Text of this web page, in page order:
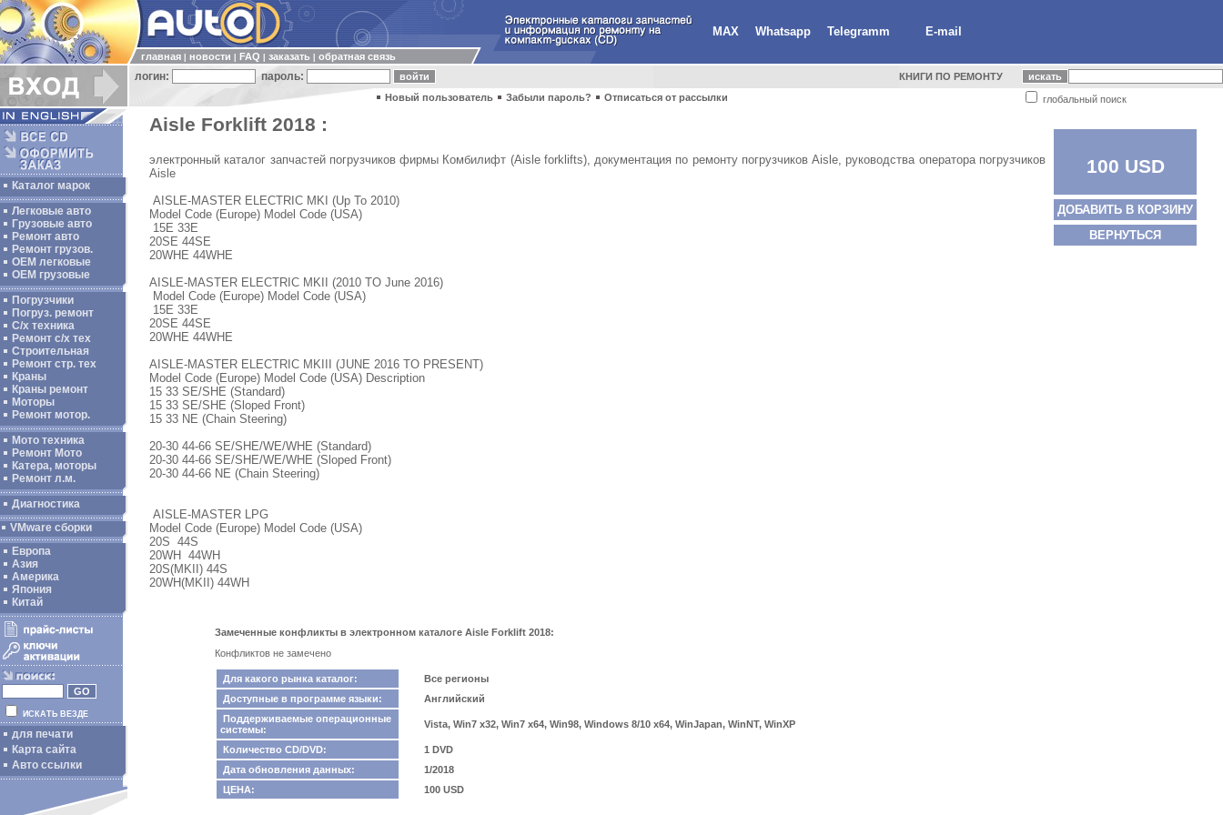
MAX Whatsapp Telegramm E-mail
главная новости FAQ заказать обратная связь
логин: пароль: КНИГИ ПО РЕМОНТУ
глобальный поиск
Новый пользователь Забыли пароль? Отписаться от рассылки
Каталог марок
Легковые авто
Грузовые авто
Ремонт авто
Ремонт грузов.
ОЕМ легковые
OEM грузовые
Погрузчики
Погруз. ремонт
С/х техника
Ремонт с/х тех
Строительная
Ремонт стр. тех
Краны
Краны ремонт
Моторы
Ремонт мотор.
Мото техника
Ремонт Мото
Катера, моторы
Ремонт л.м.
Диагностика
VMware сборки
Европа
Азия
Америка
Япония
Китай
ИСКАТЬ ВЕЗДЕ
для печати
Карта сайта
Авто ссылки
Aisle Forklift 2018 :
электронный каталог запчастей погрузчиков фирмы Комбилифт (Aisle forklifts), документация по ремонту погрузчиков Aisle, руководства оператора погрузчиков
Aisle
AISLE-MASTER ELECTRIC MKI (Up To 2010)
Model Code (Europe) Model Code (USA)
15E 33E
20SE 44SE
20WHE 44WHE
AISLE-MASTER ELECTRIC MKII (2010 TO June 2016)
Model Code (Europe) Model Code (USA)
15E 33E
20SE 44SE
20WHE 44WHE
AISLE-MASTER ELECTRIC MKIII (JUNE 2016 TO PRESENT)
Model Code (Europe) Model Code (USA) Description
15 33 SE/SHE (Standard)
15 33 SE/SHE (Sloped Front)
15 33 NE (Chain Steering)
20-30 44-66 SE/SHE/WE/WHE (Standard)
20-30 44-66 SE/SHE/WE/WHE (Sloped Front)
20-30 44-66 NE (Chain Steering)
AISLE-MASTER LPG
Model Code (Europe) Model Code (USA)
20S 44S
20WH 44WH
20S(MKII) 44S
20WH(MKII) 44WH
100 USD
ДОБАВИТЬ В КОРЗИНУ
ВЕРНУТЬСЯ
Замеченные конфликты в электронном каталоге Aisle Forklift 2018:
Конфликтов не замечено
Для какого рынка каталог:
Все регионы
Доступные в программе языки:
Английский
Поддерживаемые операционные
системы:
Vista, Win7 x32, Win7 x64, Win98, Windows 8/10 x64, WinJapan, WinNT, WinXP
Количество CD/DVD:
1 DVD
Дата обновления данных:
1/2018
ЦЕНА:
100 USD